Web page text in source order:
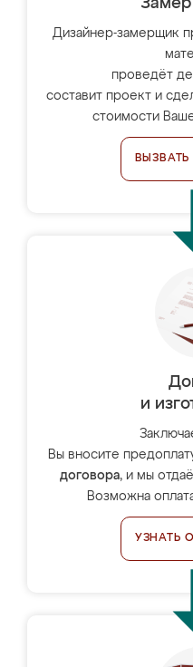
Замер
Дизайнер-замерщик
проведёт
составит проект и
стоимости
и
Вы вносите
договора, и мы
Возможна
УЗНАТЬ